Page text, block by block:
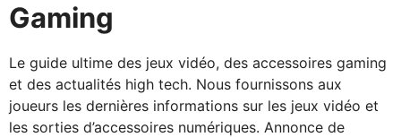
Gaming
Le guide ultime des jeux vidéo, des accessoires gaming
et des actualités high tech. Nous fournissons aux
joueurs les dernières informations sur les jeux vidéo et
les sorties d’accessoires numériques. Annonce de